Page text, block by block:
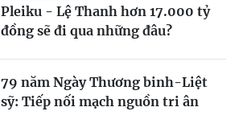
Pleiku - Lệ Thanh hơn 17.000 tỷ
đồng sẽ đi qua những đâu?
79 năm Ngày Thương binh-Liệt
sỹ: Tiếp nối mạch nguồn tri ân